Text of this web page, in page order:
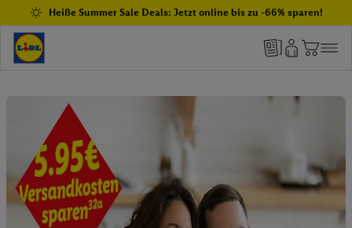
Heiße Summer Sale Deals: Jetzt online bis zu -66% sparen!